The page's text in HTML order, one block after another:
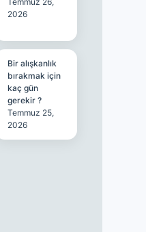
2026
Bir alışkanlık
bırakmak için
kaç gün
gerekir ?
Temmuz 25,
2026